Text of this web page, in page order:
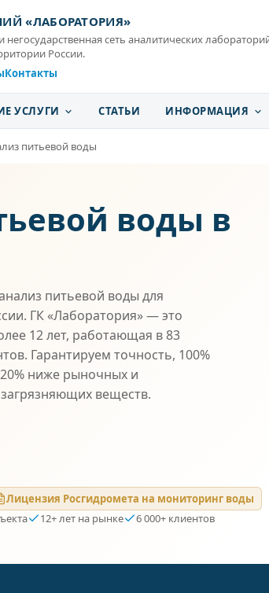
«ЛАБОРАТОРИЯ»
сеть аналитических
России.
Контакты
УСЛУГИ СТАТЬИ ИНФОРМАЦИЯ
питьевой воды
воды в
питьевой воды для
ГК «Лаборатория» — это
12 лет, работающая в 83
Гарантируем точность, 100%
ниже рыночных и
веществ.
Лицензия Росгидромета на мониторинг воды
12+ лет на рынке 6 000+ клиентов